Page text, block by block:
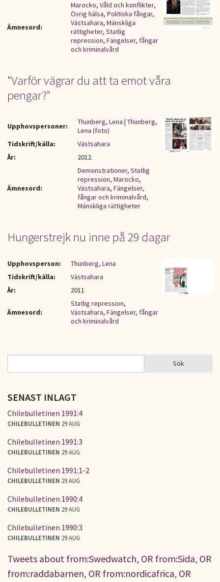
Ämnesord:
Marocko, Våld och konflikter,
Övrig hälsa, Politiska fångar,
Västsahara, Mänskliga
rättigheter, Statlig
repression, Fängelser, fångar
och kriminalvård
"Varför vägrar du att ta emot våra
pengar?"
Upphovspersoner: Thunberg, Lena | Thunberg,
Lena (foto)
Tidskrift/källa:
Västsahara
År:
2012
Ämnesord:
Demonstrationer, Statlig
repression, Marocko,
Västsahara, Fängelser,
fångar och kriminalvård,
Mänskliga rättigheter
Hungerstrejk nu inne på 29 dagar
Upphovsperson:
Thunberg, Lena
Tidskrift/källa:
Västsahara
År:
2011
Ämnesord:
Statlig repression,
Västsahara, Fängelser, fångar
och kriminalvård
SÖKFORMULÄR Sök
SENAST INLAGT
Chilebulletinen 1991:4
CHILEBULLETINEN 29 AUG
Chilebulletinen 1991:3
CHILEBULLETINEN 29 AUG
Chilebulletinen 1991:1-2
CHILEBULLETINEN 29 AUG
Chilebulletinen 1990:4
CHILEBULLETINEN 29 AUG
Chilebulletinen 1990:3
CHILEBULLETINEN 29 AUG
Tweets about from:Swedwatch, OR from:Sida, OR
from:raddabarnen, OR from:nordicafrica, OR